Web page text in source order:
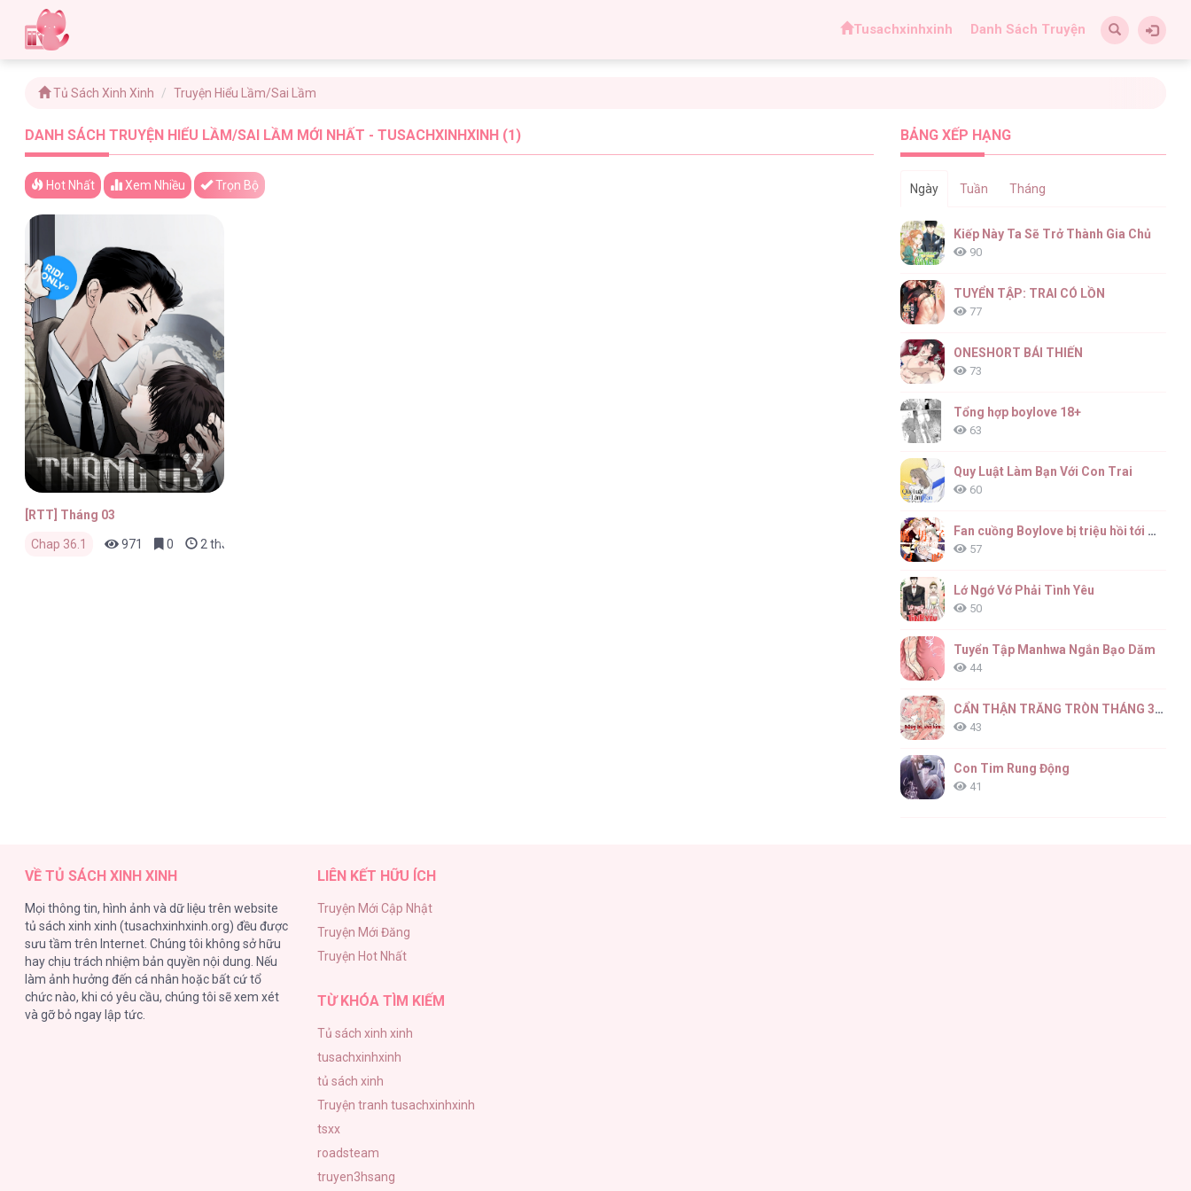
Tusachxinhxinh Danh Sách Truyện
Tủ Sách Xinh Xinh Truyện Hiểu Lầm/Sai Lầm
DANH SÁCH TRUYỆN HIỂU LẦM/SAI LẦM MỚI NHẤT - TUSACHXINHXINH (1)
Hot Nhất Xem Nhiều Trọn Bộ
[RTT] Tháng 03
Chap 36.1 971 0 2 tháng trước
BẢNG XẾP HẠNG
Ngày Tuần Tháng
Kiếp Này Ta Sẽ Trở Thành Gia Chủ
90
TUYỂN TẬP: TRAI CÓ LỒN
77
ONESHORT BÁI THIẾN
73
Tổng hợp boylove 18+
63
Quy Luật Làm Bạn Với Con Trai
60
Fan cuồng Boylove bị triệu hồi tới một thế giới lạ
57
Lớ Ngớ Vớ Phải Tình Yêu
50
Tuyển Tập Manhwa Ngắn Bạo Dăm
44
CẨN THẬN TRĂNG TRÒN THÁNG 3 ĐẤY
43
Con Tim Rung Động
41
VỀ TỦ SÁCH XINH XINH
Mọi thông tin, hình ảnh và dữ liệu trên website
tủ sách xinh xinh (tusachxinhxinh.org) đều được
sưu tầm trên Internet. Chúng tôi không sở hữu
hay chịu trách nhiệm bản quyền nội dung. Nếu
làm ảnh hưởng đến cá nhân hoặc bất cứ tổ
chức nào, khi có yêu cầu, chúng tôi sẽ xem xét
và gỡ bỏ ngay lập tức.
LIÊN KẾT HỮU ÍCH
Truyện Mới Cập Nhật
Truyện Mới Đăng
Truyện Hot Nhất
TỪ KHÓA TÌM KIẾM
Tủ sách xinh xinh
tusachxinhxinh
tủ sách xinh
Truyện tranh tusachxinhxinh
tsxx
roadsteam
truyen3hsang